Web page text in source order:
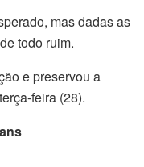
mas dadas as
todo ruim.
e preservou a
feira (28).